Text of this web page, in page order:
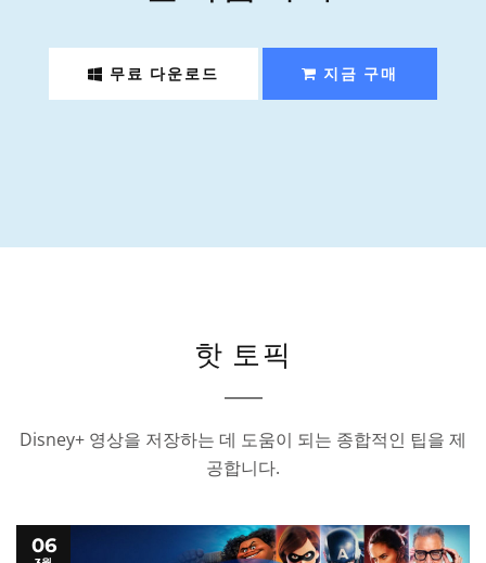
무료 다운로드 지금 구매
핫 토픽
Disney+ 영상을 저장하는 데 도움이 되는 종합적인 팁을 제
공합니다.
06